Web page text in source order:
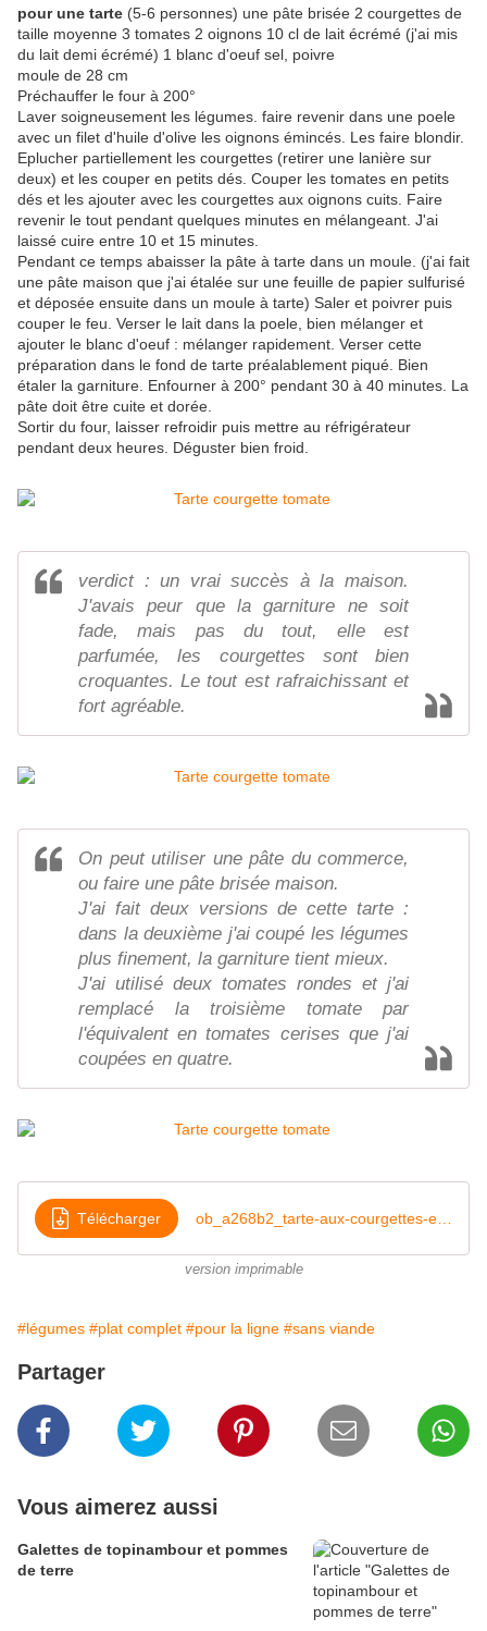
pour une tarte (5-6 personnes) une pâte brisée 2 courgettes de
taille moyenne 3 tomates 2 oignons 10 cl de lait écrémé (j'ai mis
du lait demi écrémé) 1 blanc d'oeuf sel, poivre
moule de 28 cm
Préchauffer le four à 200°
Laver soigneusement les légumes. faire revenir dans une poele
avec un filet d'huile d'olive les oignons émincés. Les faire blondir.
Eplucher partiellement les courgettes (retirer une lanière sur
deux) et les couper en petits dés. Couper les tomates en petits
dés et les ajouter avec les courgettes aux oignons cuits. Faire
revenir le tout pendant quelques minutes en mélangeant. J'ai
laissé cuire entre 10 et 15 minutes.
Pendant ce temps abaisser la pâte à tarte dans un moule. (j'ai fait
une pâte maison que j'ai étalée sur une feuille de papier sulfurisé
et déposée ensuite dans un moule à tarte) Saler et poivrer puis
couper le feu. Verser le lait dans la poele, bien mélanger et
ajouter le blanc d'oeuf : mélanger rapidement. Verser cette
préparation dans le fond de tarte préalablement piqué. Bien
étaler la garniture. Enfourner à 200° pendant 30 à 40 minutes. La
pâte doit être cuite et dorée.
Sortir du four, laisser refroidir puis mettre au réfrigérateur
pendant deux heures. Déguster bien froid.
verdict : un vrai succès à la maison.
J'avais peur que la garniture ne soit
fade, mais pas du tout, elle est
parfumée, les courgettes sont bien
croquantes. Le tout est rafraichissant et
fort agréable.
On peut utiliser une pâte du commerce,
ou faire une pâte brisée maison.
J'ai fait deux versions de cette tarte :
dans la deuxième j'ai coupé les légumes
plus finement, la garniture tient mieux.
J'ai utilisé deux tomates rondes et j'ai
remplacé la troisième tomate par
l'équivalent en tomates cerises que j'ai
coupées en quatre.
Télécharger
version imprimable
#légumes #plat complet #pour la ligne #sans viande
Partager
Vous aimerez aussi
Galettes de topinambour et pommes
de terre